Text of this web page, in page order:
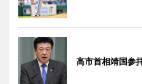
高市首相靖国参